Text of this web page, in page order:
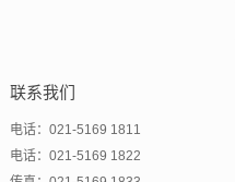
联系我们
电话：021-5169 1811
电话：021-5169 1822